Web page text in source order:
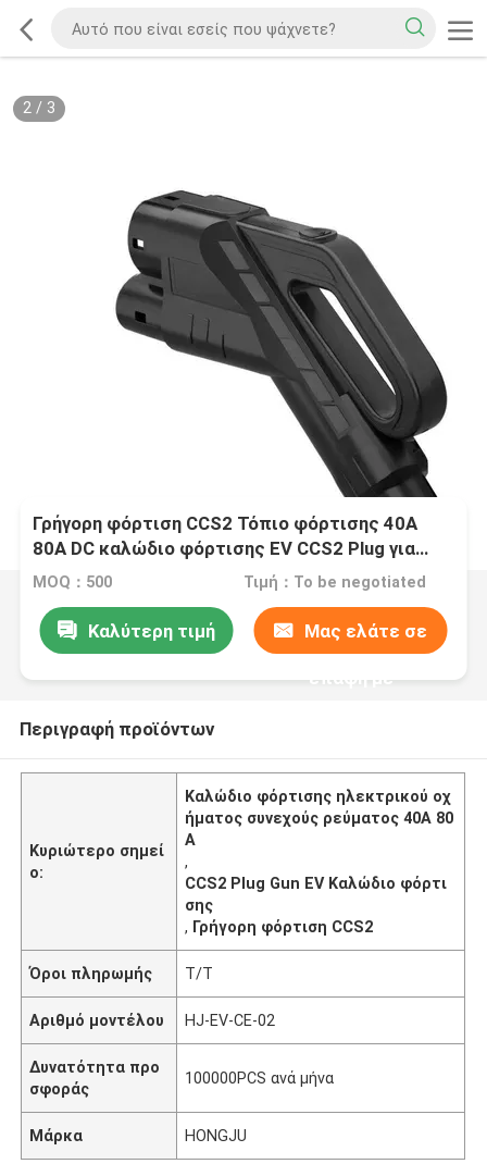
2/ 3
Γρήγορη φόρτιση CCS2 Τόπιο φόρτισης 40A
80A DC καλώδιο φόρτισης EV CCS2 Plug για
ευρωπαϊκό αυτοκίνητο
MOQ：500 Τιμή：To be negotiated
Καλύτερη τιμή Μας ελάτε σε
επαφή με
Περιγραφή προϊόντων
Κυριώτερο σημεί
ο:
Καλώδιο φόρτισης ηλεκτρικού οχ
ήματος συνεχούς ρεύματος 40A 80
A
,
CCS2 Plug Gun EV Καλώδιο φόρτι
σης
, Γρήγορη φόρτιση CCS2
Όροι πληρωμής Τ/Τ
Αριθμό μοντέλου HJ-EV-CE-02
Δυνατότητα προ
σφοράς
100000PCS ανά μήνα
Μάρκα HONGJU